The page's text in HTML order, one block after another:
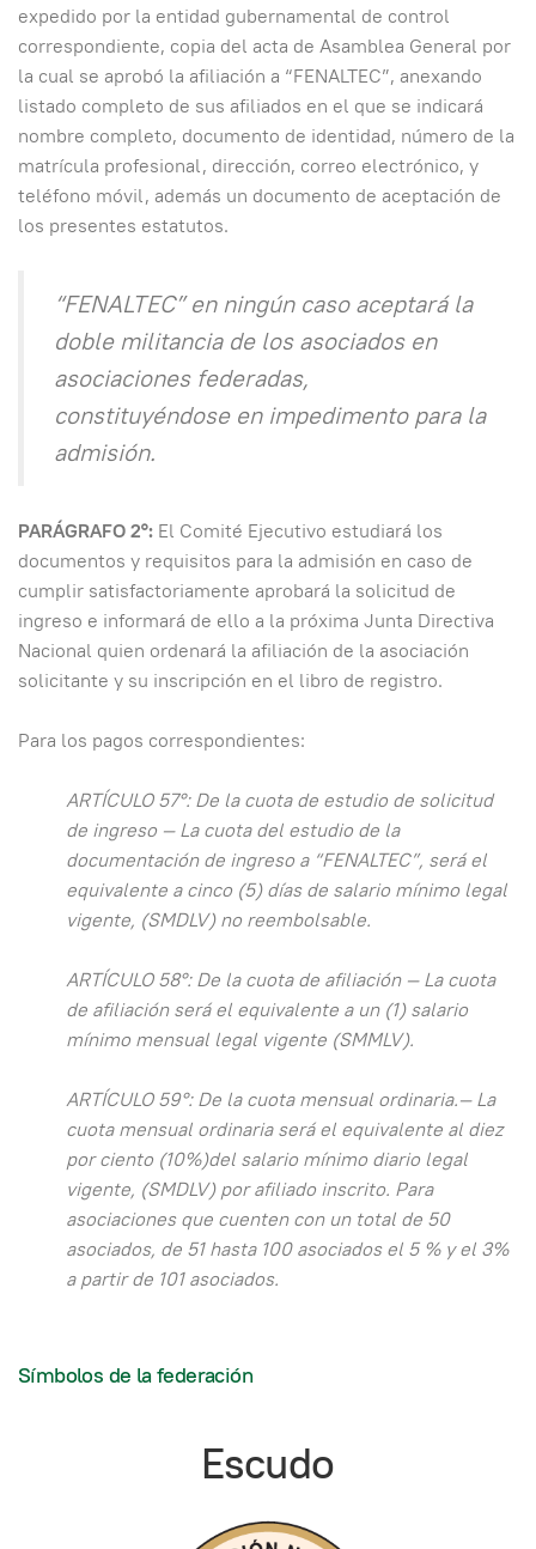
expedido por la entidad gubernamental de control
correspondiente, copia del acta de Asamblea General por
la cual se aprobó la afiliación a “FENALTEC”, anexando
listado completo de sus afiliados en el que se indicará
nombre completo, documento de identidad, número de la
matrícula profesional, dirección, correo electrónico, y
teléfono móvil, además un documento de aceptación de
los presentes estatutos.
“FENALTEC” en ningún caso aceptará la
doble militancia de los asociados en
asociaciones federadas,
constituyéndose en impedimento para la
admisión.
PARÁGRAFO 2°: El Comité Ejecutivo estudiará los
documentos y requisitos para la admisión en caso de
cumplir satisfactoriamente aprobará la solicitud de
ingreso e informará de ello a la próxima Junta Directiva
Nacional quien ordenará la afiliación de la asociación
solicitante y su inscripción en el libro de registro.
Para los pagos correspondientes:
ARTÍCULO 57°: De la cuota de estudio de solicitud
de ingreso — La cuota del estudio de la
documentación de ingreso a “FENALTEC”, será el
equivalente a cinco (5) días de salario mínimo legal
vigente, (SMDLV) no reembolsable.
ARTÍCULO 58°: De la cuota de afiliación — La cuota
de afiliación será el equivalente a un (1) salario
mínimo mensual legal vigente (SMMLV).
ARTÍCULO 59°: De la cuota mensual ordinaria.— La
cuota mensual ordinaria será el equivalente al diez
por ciento (10%)del salario mínimo diario legal
vigente, (SMDLV) por afiliado inscrito. Para
asociaciones que cuenten con un total de 50
asociados, de 51 hasta 100 asociados el 5 % y el 3%
a partir de 101 asociados.
Símbolos de la federación
Escudo